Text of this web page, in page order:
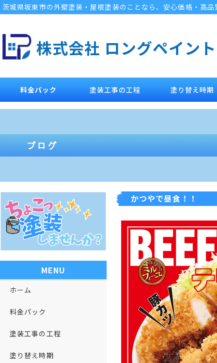
茨城県坂東市の外壁塗装・屋根塗装のことなら、安心価格・高
株式会社 ロングペイント
料金パック 塗装工事の工程 塗り替え時期
かつやで昼食！！
MENU
ホーム
料金パック
塗装工事の工程
塗り替え時期